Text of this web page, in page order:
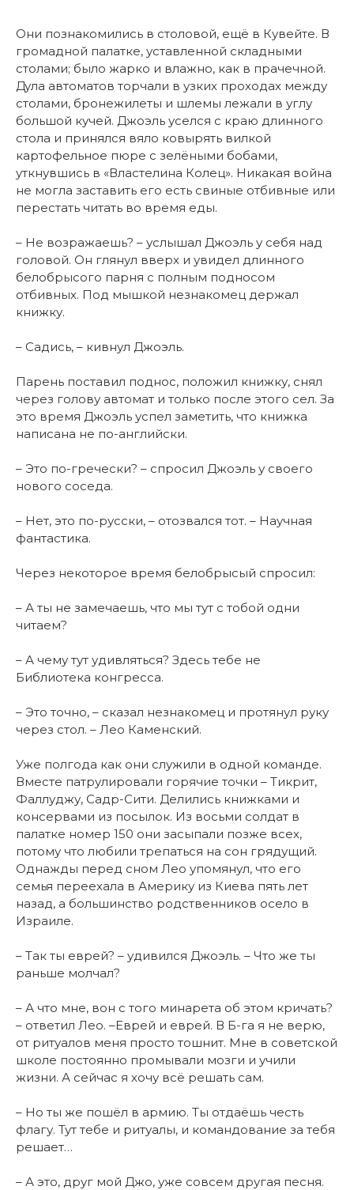
Они познакомились в столовой, ещё в Кувейте. В
громадной палатке, уставленной складными
столами; было жарко и влажно, как в прачечной.
Дула автоматов торчали в узких проходах между
столами, бронежилеты и шлемы лежали в углу
большой кучей. Джоэль уселся с краю длинного
стола и принялся вяло ковырять вилкой
картофельное пюре с зелёными бобами,
уткнувшись в «Властелина Колец». Никакая война
не могла заставить его есть свиные отбивные или
перестать читать во время еды.
– Не возражаешь? – услышал Джоэль у себя над
головой. Он глянул вверх и увидел длинного
белобрысого парня с полным подносом
отбивных. Под мышкой незнакомец держал
книжку.
– Садись, – кивнул Джоэль.
Парень поставил поднос, положил книжку, снял
через голову автомат и только после этого сел. За
это время Джоэль успел заметить, что книжка
написана не по-английски.
– Это по-гречески? – спросил Джоэль у своего
нового соседа.
– Нет, это по-русски, – отозвался тот. – Научная
фантастика.
Через некоторое время белобрысый спросил:
– А ты не замечаешь, что мы тут с тобой одни
читаем?
– А чему тут удивляться? Здесь тебе не
Библиотека конгресса.
– Это точно, – сказал незнакомец и протянул руку
через стол. – Лео Каменский.
Уже полгода как они служили в одной команде.
Вместе патрулировали горячие точки – Тикрит,
Фаллуджу, Садр-Сити. Делились книжками и
консервами из посылок. Из восьми солдат в
палатке номер 150 они засыпали позже всех,
потому что любили трепаться на сон грядущий.
Однажды перед сном Лео упомянул, что его
семья переехала в Америку из Киева пять лет
назад, а большинство родственников осело в
Израиле.
– Так ты еврей? – удивился Джоэль. – Что же ты
раньше молчал?
– А что мне, вон с того минарета об этом кричать?
– ответил Лео. –Еврей и еврей. В Б-га я не верю,
от ритуалов меня просто тошнит. Мне в советской
школе постоянно промывали мозги и учили
жизни. А сейчас я хочу всё решать сам.
– Но ты же пошёл в армию. Ты отдаёшь честь
флагу. Тут тебе и ритуалы, и командование за тебя
решает…
– А это, друг мой Джо, уже совсем другая песня.